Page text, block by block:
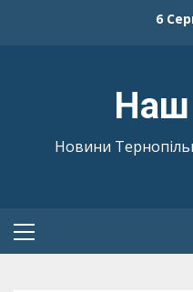
6
Новини
Primary